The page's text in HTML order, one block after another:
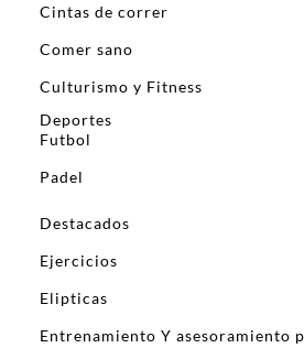
Cintas de correr
Comer sano
Culturismo y Fitness
Deportes
Futbol
Padel
Destacados
Ejercicios
Elipticas
Entrenamiento Y asesoramiento